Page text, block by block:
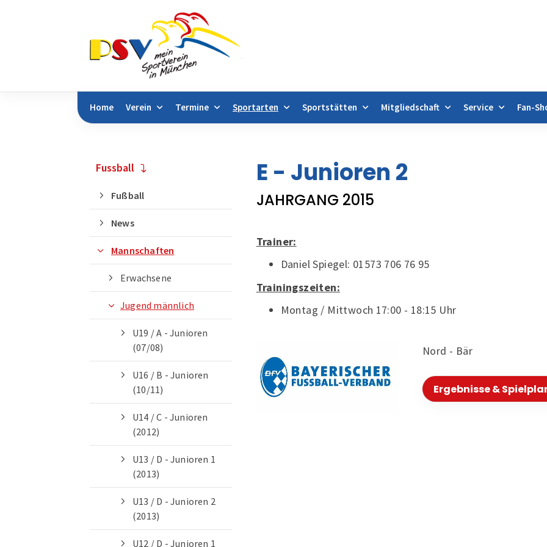
Home Verein Termine Sportarten Sportstätten Mitgliedschaft Service Fan-
Sie befinden sich hier: Sportarten Sportangebote & Abteilungen Fussball Mannschaften Jugend männlich
E - Junioren 2
JAHRGANG 2015
Trainer:
Daniel Spiegel: 01573 706 76 95
Trainingszeiten:
Montag / Mittwoch 17:00 - 18:15 Uhr
Nord - Bär
Ergebnisse &
Fussball
Fußball
News
Mannschaften
Erwachsene
Jugend männlich
U19 / A - Junioren
(07/08)
U16 / B - Junioren
(10/11)
U14 / C - Junioren
(2012)
U13 / D - Junioren 1
(2013)
U13 / D - Junioren 2
(2013)
U12 / D - Junioren 1
Quicklinks
Geschäftsstelle
PSV München e. V.
Franz-Mader-Str.11
80992 München